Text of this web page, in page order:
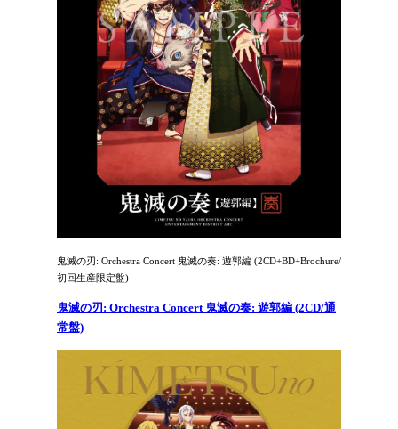
鬼滅の刃: Orchestra Concert 鬼滅の奏: 遊郭編 (2CD+BD+Brochure/
初回生産限定盤)
鬼滅の刃: Orchestra Concert 鬼滅の奏: 遊郭編 (2CD/通
常盤)